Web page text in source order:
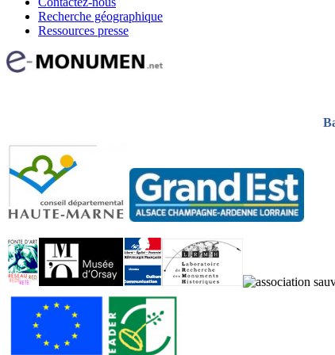
Recherche géographique
Ressources presse